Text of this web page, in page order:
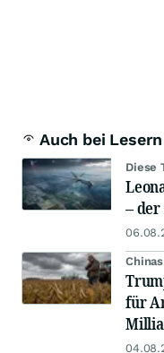
Auch bei
Diese
–
für